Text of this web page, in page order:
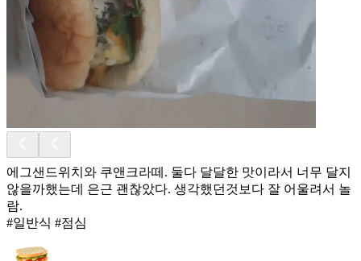
에그샌드위치와 쿠앤크라떼. 둘다 달달한 맛이라서 너무 달지
않을까했는데 은근 괜찮았다. 생각했던것보다 잘 어울려서 놀
람.
#일반식 #점심